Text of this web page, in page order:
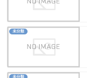
未分類
未分類